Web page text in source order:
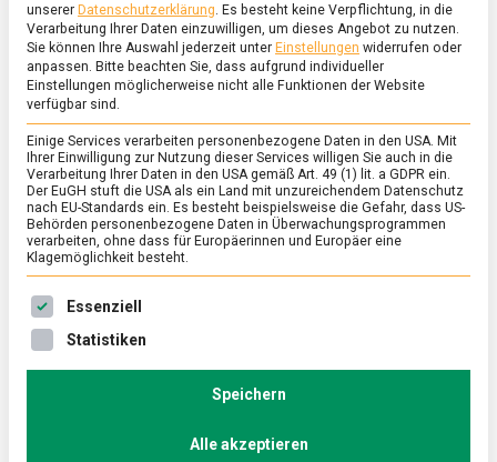
ERNÄHRUNG & GESUNDHEIT /FEATURED/WIRTSCHAFT
Jahrmarkt der Süßigkeiten: die ISM
2024
2. Februar 2024
die
Bevor in ein paar Tagen in Köln die Kamellen beim
Straßenkarneval geworfen werden, öffnete die
Kölnmesse Türen und Tore für Naschproduzentinnen
Lebensmittelmagazin.de machte sich auf die Suche
unserer Datenschutzerklärung. Es besteht keine Verpflichtung, in die
Verarbeitung Ihrer Daten einzuwilligen, um dieses Angebot zu nutzen.
Sie können Ihre Auswahl jederzeit unter Einstellungen widerrufen oder
anpassen. Bitte beachten Sie, dass aufgrund individueller
Einstellungen möglicherweise nicht alle Funktionen der Website
verfügbar sind.
Einige Services verarbeiten personenbezogene Daten in den USA. Mit
Ihrer Einwilligung zur Nutzung dieser Services willigen Sie auch in die
Verarbeitung Ihrer Daten in den USA gemäß Art. 49 (1) lit. a GDPR ein.
Der EuGH stuft die USA als ein Land mit unzureichendem Datenschutz
nach EU-Standards ein. Es besteht beispielsweise die Gefahr, dass US-
Behörden personenbezogene Daten in Überwachungsprogrammen
verarbeiten, ohne dass für Europäerinnen und Europäer eine
Klagemöglichkeit besteht.
Es folgt eine Liste der Service-Gruppen, für die eine
Essenziell
Statistiken
Speichern
Alle akzeptieren